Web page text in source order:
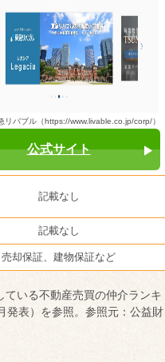
リバブル（https://www.livable.co.jp/corp/）
公式サイト
記載なし
記載なし
売却保証、建物保証など
ている不動産売買の仲介ランキ
発表）を参照。参照元：公益財